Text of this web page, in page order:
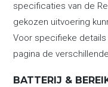
specificaties van de
gekozen uitvoering
Voor specifieke
pagina de
BATTERIJ &